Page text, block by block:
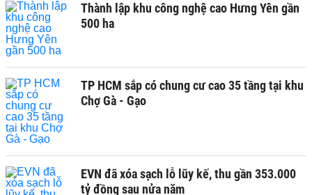
Thành lập khu công nghệ cao Hưng Yên gần
500 ha
TP HCM sắp có chung cư cao 35 tầng tại khu
Chợ Gà - Gạo
EVN đã xóa sạch lỗ lũy kế, thu gần 353.000
tỷ đồng sau nửa năm